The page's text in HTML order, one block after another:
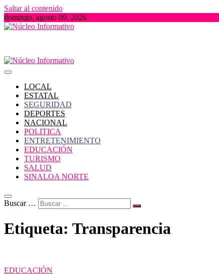
Saltar al contenido
domingo, agosto 09, 2026
LOCAL
ESTATAL
SEGURIDAD
DEPORTES
NACIONAL
POLITICA
ENTRETENIMIENTO
EDUCACIÓN
TURISMO
SALUD
SINALOA NORTE
Buscar …
Etiqueta: Transparencia
EDUCACIÓN